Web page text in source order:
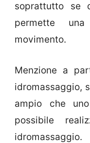
soprattutto se
permette
movimento.
Menzione a
idromassaggio,
ampio che
possibile
idromassaggio.